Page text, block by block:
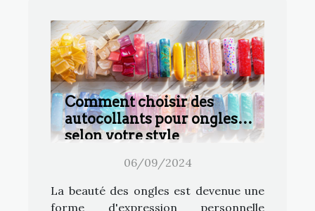
Comment choisir des
autocollants pour ongles
selon votre style
06/09/2024
La beauté des ongles est devenue une
forme d'expression personnelle